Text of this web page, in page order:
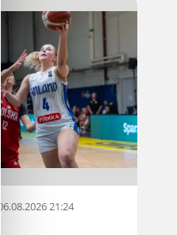
06.08.2026 21:24